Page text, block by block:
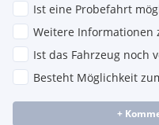
Ist eine Probefahrt
Weitere Informationen
Ist das Fahrzeug noch
Besteht Möglichkeit
+